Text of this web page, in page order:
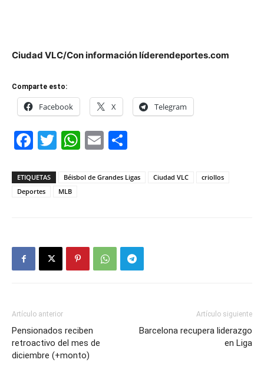
Ciudad VLC/Con información líderendeportes.com
Comparte esto:
Facebook X Telegram
Facebook
Twitter
WhatsApp
Email
ETIQUETAS Béisbol de Grandes Ligas Ciudad VLC
criollos
Deportes
MLB
Artículo anterior
Pensionados reciben
retroactivo del mes de
diciembre (+monto)
Artículo siguiente
Barcelona recupera liderazgo
en Liga